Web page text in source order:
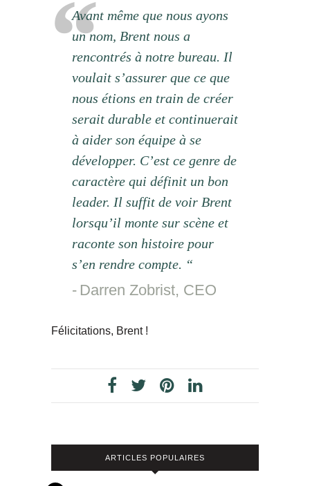
Avant même que nous ayons
un nom, Brent nous a
rencontrés à notre bureau. Il
voulait s’assurer que ce que
nous étions en train de créer
serait durable et continuerait
à aider son équipe à se
développer. C’est ce genre de
caractère qui définit un bon
leader. Il suffit de voir Brent
lorsqu’il monte sur scène et
raconte son histoire pour
s’en rendre compte. “
Darren Zobrist, CEO
Félicitations, Brent !
ARTICLES POPULAIRES